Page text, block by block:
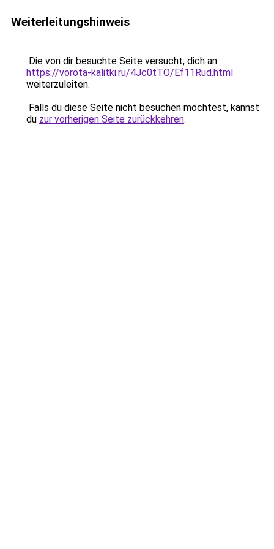
Weiterleitungshinweis
Die von dir besuchte Seite versucht, dich an
https://vorota-kalitki.ru/4Jc0tTO/Ef11Rud.html
weiterzuleiten.
Falls du diese Seite nicht besuchen möchtest, kannst
du zur vorherigen Seite zurückkehren.